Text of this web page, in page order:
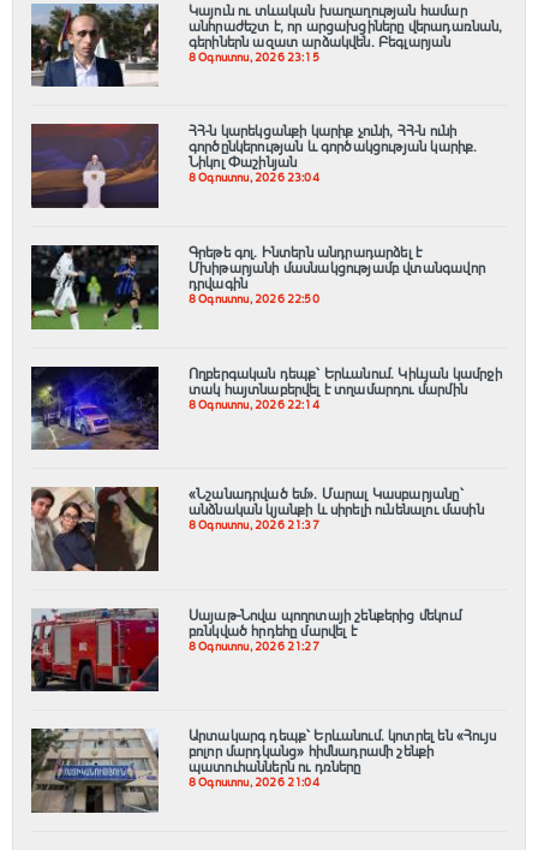
Կայուն ու տևական խաղաղության համար
անհրաժեշտ է, որ արցախցիները վերադառնան,
գերիներն ազատ արձակվեն․ Բեգլարյան
8 Օգոստոս, 2026 23:15
ՀՀ-ն կարեկցանքի կարիք չունի, ՀՀ-ն ունի
գործընկերության և գործակցության կարիք․
Նիկոլ Փաշինյան
8 Օգոստոս, 2026 23:04
Գրեթե գոլ. Ինտերն անդրադարձել է
Մխիթարյանի մասնակցությամբ վտանգավոր
դրվագին
8 Օգոստոս, 2026 22:50
Ողբերգական դեպք՝ Երևանում․ Կիևյան կամրջի
տակ հայտնաբերվել է տղամարդու մարմին
8 Օգոստոս, 2026 22:14
«Նշանադրված եմ». Մարալ Կասբարյանը՝
անձնական կյանքի և սիրելի ունենալու մասին
8 Օգոստոս, 2026 21:37
Սայաթ-Նովա պողոտայի շենքերից մեկում
բռնկված հրդեհը մարվել է
8 Օգոստոս, 2026 21:27
Արտակարգ դեպք՝ Երևանում․ կոտրել են «Հույս
բոլոր մարդկանց» հիմնադրամի շենքի
պատուհաններն ու դռները
8 Օգոստոս, 2026 21:04